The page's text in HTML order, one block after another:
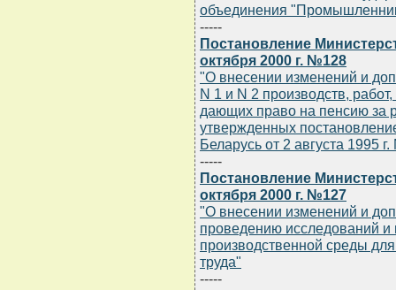
объединения
-----
Постановление
октября 2000 г. №128
"О внесении изменений и
N 1 и N 2 производств,
дающих право на пенсию за
утвержденных
Беларусь от 2 августа 1995
-----
Постановление
октября 2000 г. №127
"О внесении изменений и
проведению исследований
производственной среды
труда"
-----